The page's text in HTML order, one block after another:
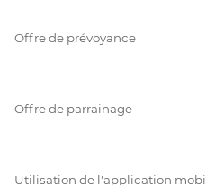
Offre de prévoyance
Offre de parrainage
Utilisation de l'application